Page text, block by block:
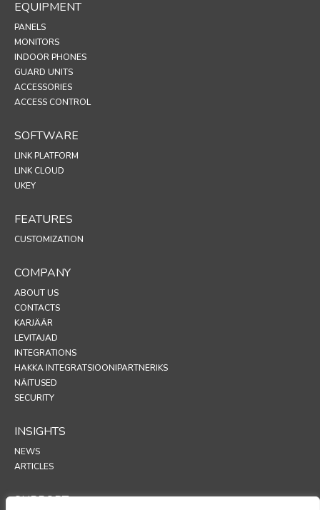
EQUIPMENT
PANELS
MONITORS
INDOOR PHONES
GUARD UNITS
ACCESSORIES
ACCESS CONTROL
SOFTWARE
LINK PLATFORM
LINK CLOUD
UKEY
FEATURES
CUSTOMIZATION
COMPANY
ABOUT US
CONTACTS
KARJÄÄR
LEVITAJAD
INTEGRATIONS
HAKKA INTEGRATSIOONIPARTNERIKS
NÄITUSED
SECURITY
INSIGHTS
NEWS
ARTICLES
SUPPORT